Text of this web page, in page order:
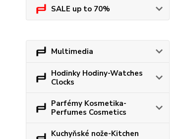
SALE up to 70%
Multimedia
Hodinky Hodiny-Watches
Clocks
Parfémy Kosmetika-
Perfumes Cosmetics
Kuchyňské nože-Kitchen